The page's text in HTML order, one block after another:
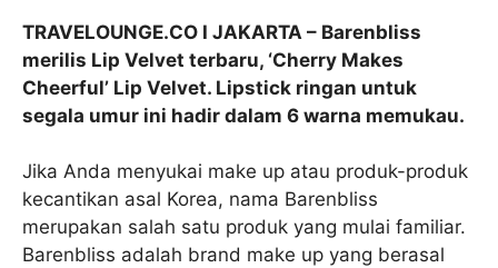
TRAVELOUNGE.CO I JAKARTA – Barenbliss
merilis Lip Velvet terbaru, ‘Cherry Makes
Cheerful’ Lip Velvet. Lipstick ringan untuk
segala umur ini hadir dalam 6 warna memukau.
Jika Anda menyukai make up atau produk-produk
kecantikan asal Korea, nama Barenbliss
merupakan salah satu produk yang mulai familiar.
Barenbliss adalah brand make up yang berasal